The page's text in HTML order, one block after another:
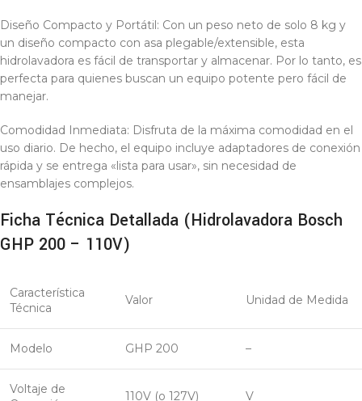
Diseño Compacto y Portátil: Con un peso neto de solo 8 kg y
un diseño compacto con asa plegable/extensible, esta
hidrolavadora es fácil de transportar y almacenar. Por lo tanto, es
perfecta para quienes buscan un equipo potente pero fácil de
manejar.
Comodidad Inmediata: Disfruta de la máxima comodidad en el
uso diario. De hecho, el equipo incluye adaptadores de conexión
rápida y se entrega «lista para usar», sin necesidad de
ensamblajes complejos.
Ficha Técnica Detallada (Hidrolavadora Bosch
GHP 200 – 110V)
Característica
Técnica
Valor Unidad de Medida
Modelo GHP 200 –
Voltaje de
110V (o 127V) V